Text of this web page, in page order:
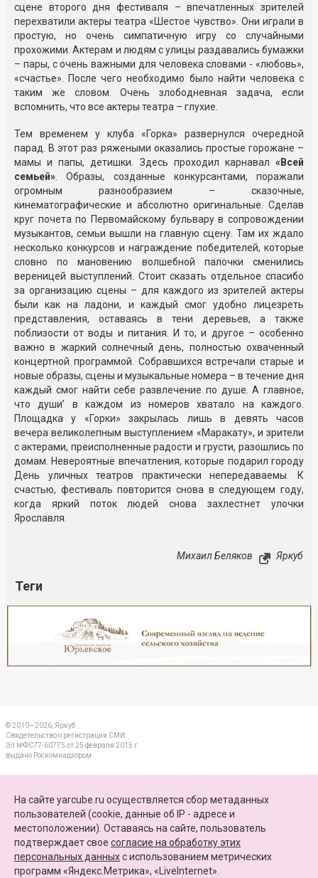
сцене второго дня фестиваля – впечатленных зрителей
перехватили актеры театра «Шестое чувство». Они играли в
простую, но очень симпатичную игру со случайными
прохожими. Актерам и людям с улицы раздавались бумажки
– пары, с очень важными для человека словами - «любовь»,
«счастье». После чего необходимо было найти человека с
таким же словом. Очень злободневная задача, если
вспомнить, что все актеры театра – глухие.
Тем временем у клуба «Горка» развернулся очередной
парад. В этот раз ряжеными оказались простые горожане –
мамы и папы, детишки. Здесь проходил карнавал «Всей
семьей» . Образы, созданные конкурсантами, поражали
огромным разнообразием – сказочные,
кинематографические и абсолютно оригинальные. Сделав
круг почета по Первомайскому бульвару в сопровождении
музыкантов, семьи вышли на главную сцену. Там их ждало
несколько конкурсов и награждение победителей, которые
словно по мановению волшебной палочки сменились
вереницей выступлений. Стоит сказать отдельное спасибо
за организацию сцены – для каждого из зрителей актеры
были как на ладони, и каждый смог удобно лицезреть
представления, оставаясь в тени деревьев, а также
поблизости от воды и питания. И то, и другое – особенно
важно в жаркий солнечный день, полностью охваченный
концертной программой. Собравшихся встречали старые и
новые образы, сцены и музыкальные номера – в течение дня
каждый смог найти себе развлечение по душе. А главное,
что души’ в каждом из номеров хватало на каждого.
Площадка у «Горки» закрылась лишь в девять часов
вечера великолепным выступлением «Маракату», и зрители
с актерами, преисполненные радости и грусти, разошлись по
домам. Невероятные впечатления, которые подарил городу
День уличных театров практически непередаваемы. К
счастью, фестиваль повторится снова в следующем году,
когда яркий поток людей снова захлестнет улочки
Ярославля.
Михаил Беляков Яркуб
Теги
© 2010—2026, Яркуб
Свидетельство о регистрации СМИ:
Эл №ФС77-60775 от 25 февраля 2015 г.
выдано Роскомнадзором
ПАРТНЕРЫ
КАРТА САЙТА
+7 (4852) 64-15-52
На сайте yarcube.ru осуществляется сбор метаданных
пользователей (cookie, данные об IP - адресе и
местоположении). Оставаясь на сайте, пользователь
подтверждает свое согласие на обработку этих
персональных данныхc использованием метрических
программ «Яндекс.Метрика», «LiveInternet».